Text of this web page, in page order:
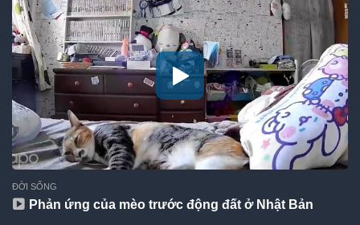
ĐỜI SỐNG
Phản ứng của mèo trước động đất ở Nhật Bản